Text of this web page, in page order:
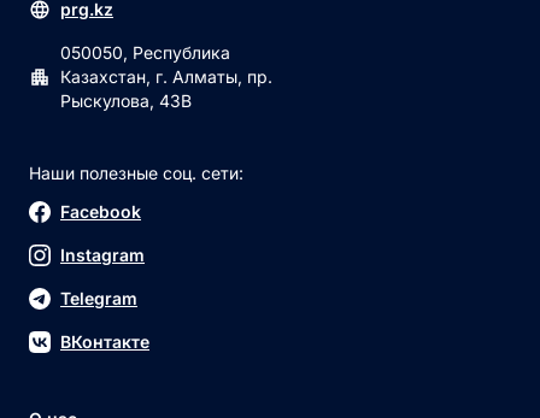
prg.kz
050050, Республика
Казахстан, г. Алматы, пр.
Рыскулова, 43В
Наши полезные соц. сети:
Facebook
Instagram
Telegram
ВКонтакте